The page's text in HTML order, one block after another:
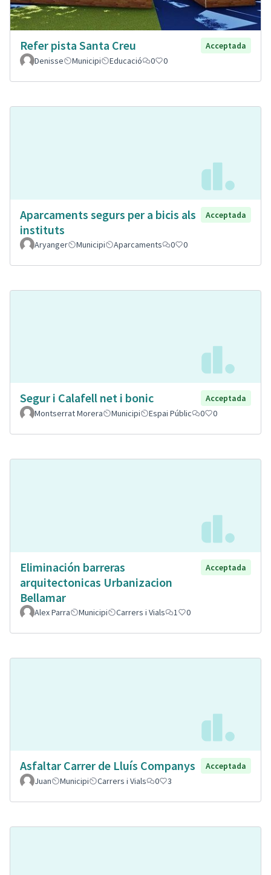
Refer pista Santa Creu
Acceptada
Denisse
Municipi Educació 0 0
Aparcaments segurs per a bicis als
instituts
Acceptada
Aryanger Municipi Aparcaments 0 0
Segur i Calafell net i bonic
Acceptada
Montserrat Morera
Municipi Espai Públic 0 0
Eliminación barreras
arquitectonicas Urbanizacion
Bellamar
Acceptada
Alex Parra Municipi Carrers i Vials 1 0
Asfaltar Carrer de Lluís Companys
Acceptada
Juan
Municipi Carrers i Vials 0 3